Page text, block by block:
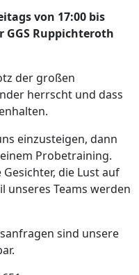
von 17:00 bis
GGS Ruppichteroth
der großen
herrscht und dass
einzusteigen, dann
Probetraining.
die Lust auf
unseres Teams werden
sind unsere